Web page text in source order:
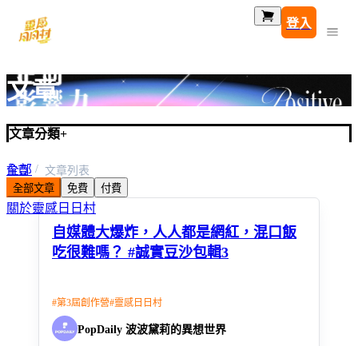
登入
文章
文章分類+
全部
第3屆創作營
關於靈感日日村
首頁
文章列表
全部文章
免費 付費
自媒體大爆炸，人人都是網紅，混口飯
吃很難嗎？ #誠實豆沙包輯3
#第3屆創作營#靈感日日村
PopDaily 波波黛莉的異想世界